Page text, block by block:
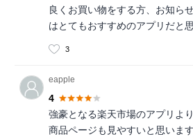
良くお買い物をする方、お知ら
はとてもおすすめのアプリだと思
3
eapple
4
強豪となる楽天市場のアプリよ
商品ページも見やすいと思いま